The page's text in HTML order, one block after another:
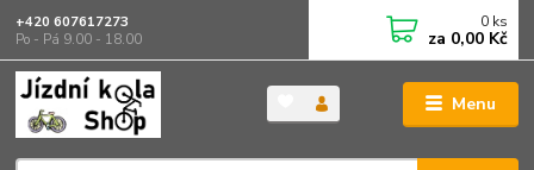
Menu
+420 607617273
Po - Pá 9.00 - 18.00
0 ks
za 0,00 Kč